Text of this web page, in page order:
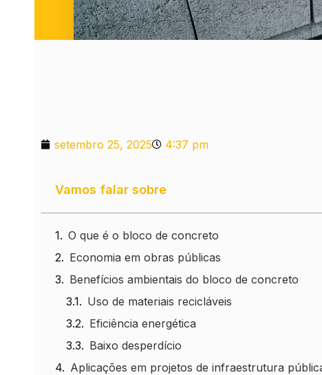
setembro 25, 2025 4:37 pm
Vamos falar sobre
O que é o bloco de concreto
Economia em obras públicas
Benefícios ambientais do bloco de concreto
Uso de materiais recicláveis
Eficiência energética
Baixo desperdício
Aplicações em projetos de infraestrutura